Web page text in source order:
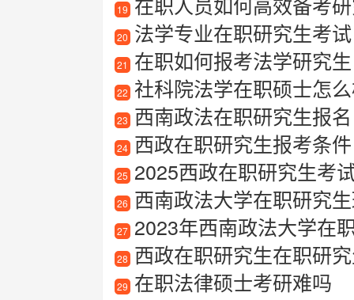
19
20 法学专业在职研究生考试
21 在职如何报考法学研究生
22 社科院法学在职硕士怎
23 西南政法在职研究生报名
24 西政在职研究生报考条件
25 2025西政在职研究生考
26 西南政法大学在职研究生
27 2023年西南政法大学在职研究生
28 西政在职研究生在职研
29 在职法律硕士考研难吗